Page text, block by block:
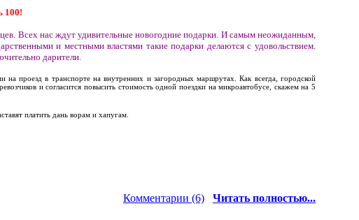
100!
Всех нас ждут удивительные новогодние подарки. И самым неожиданным,
и местными властями такие подарки делаются с удовольствием.
дарители.
проезд в транспорте на внутренних и загородных маршрутах. Как всегда, городской
и согласится повысить стоимость одной поездки на микроавтобусе, скажем на 5
платить дань ворам и хапугам.
Комментарии (6) Читать полностью...